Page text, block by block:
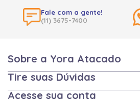
Fale com a gente!
(11) 3675-7400
Sobre a Yora Atacado
Tire suas Dúvidas
Acesse sua conta